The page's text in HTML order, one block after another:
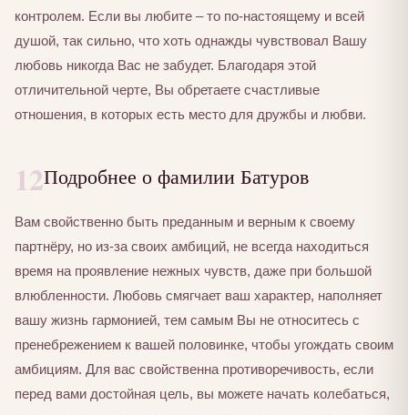
контролем. Если вы любите – то по-настоящему и всей
душой, так сильно, что хоть однажды чувствовал Вашу
любовь никогда Вас не забудет. Благодаря этой
отличительной черте, Вы обретаете счастливые
отношения, в которых есть место для дружбы и любви.
12Подробнее о фамилии Батуров
Вам свойственно быть преданным и верным к своему
партнёру, но из-за своих амбиций, не всегда находиться
время на проявление нежных чувств, даже при большой
влюбленности. Любовь смягчает ваш характер, наполняет
вашу жизнь гармонией, тем самым Вы не относитесь с
пренебрежением к вашей половинке, чтобы угождать своим
амбициям. Для вас свойственна противоречивость, если
перед вами достойная цель, вы можете начать колебаться,